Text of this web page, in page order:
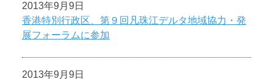
2013年9月9日
香港特別行政区、第９回凡珠江デルタ地域協力・発
展フォーラムに参加
2013年9月9日